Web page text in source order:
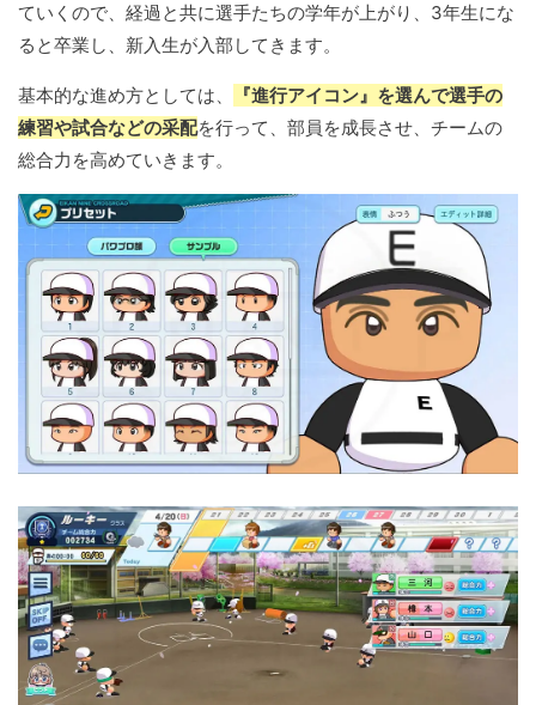
ていくので、経過と共に選手たちの学年が上がり、3年生にな
ると卒業し、新入生が入部してきます。
基本的な進め方としては、
『進行アイコン』を選んで選手の
練習や試合などの采配を行って、部員を成長させ、チームの
総合力を高めていきます。